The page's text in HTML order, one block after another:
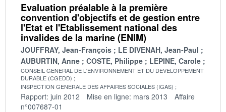
Evaluation préalable à la première
convention d'objectifs et de gestion entre
l'Etat et l'Etablissement national des
invalides de la marine (ENIM)
JOUFFRAY, Jean-François
LE DIVENAH, Jean-Paul
AUBURTIN, Anne
COSTE, Philippe LEPINE, Carole
CONSEIL GENERAL DE L'ENVIRONNEMENT ET DU DEVELOPPEMENT
DURABLE (CGEDD)
INSPECTION GENERALE DES AFFAIRES SOCIALES (IGAS)
Rapport: juin 2012 Mise en ligne: mars 2013
Affaire
n°007687-01